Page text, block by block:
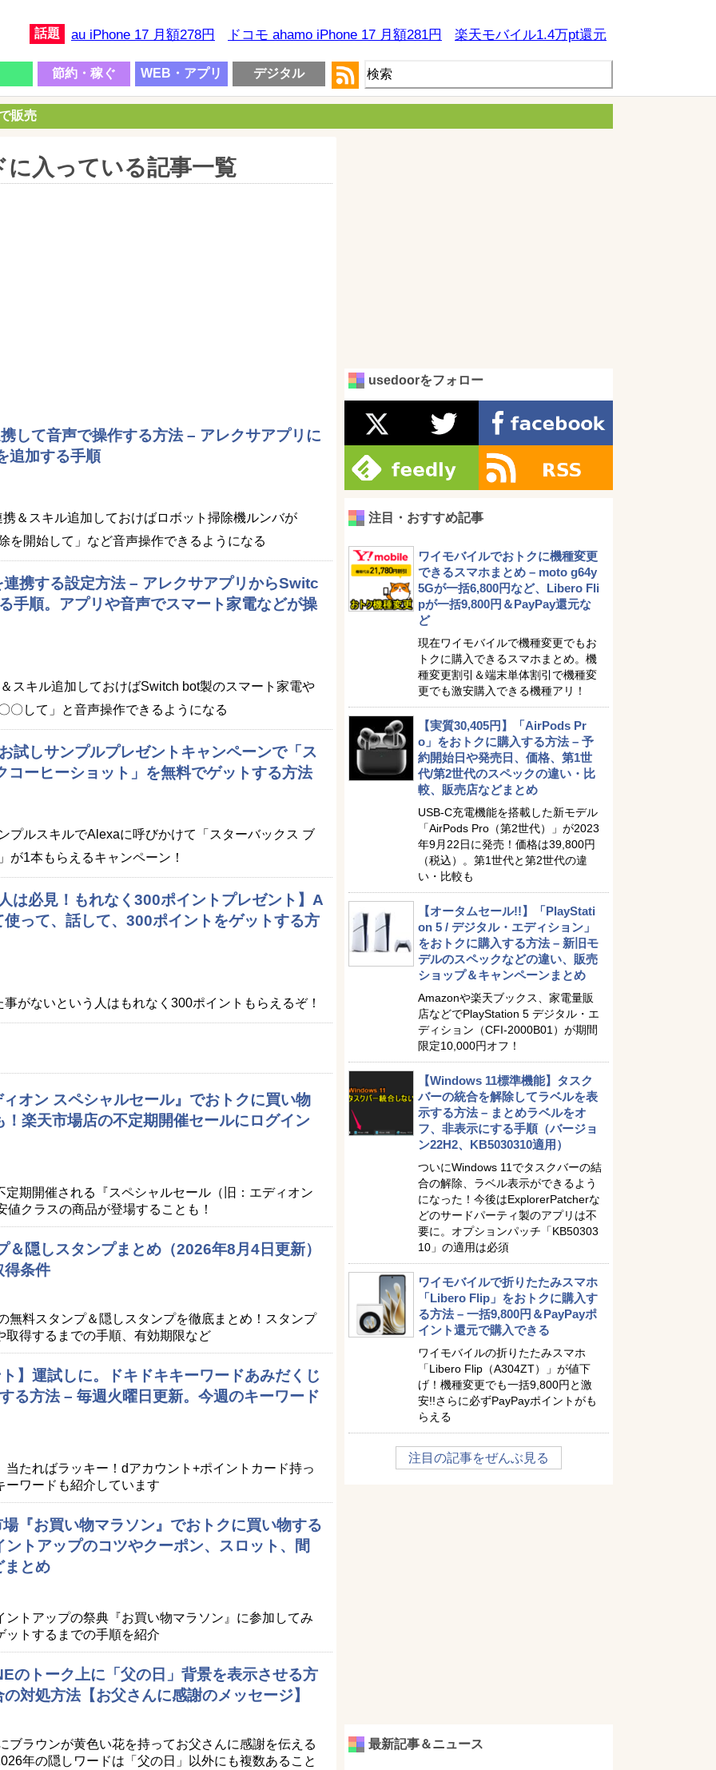
話題 au iPhone 17 月額278円 ドコモ ahamo iPhone 17 月額281円 楽天モバイル1.4万pt還元
節約・稼ぐ WEB・アプリ デジタル
販売
入っている記事一覧
して音声で操作する方法 – アレクサアプリに
追加する手順
＆スキル追加しておけばロボット掃除機ルンバが
を開始して」など音声操作できるようになる
携する設定方法 – アレクサアプリからSwitc
手順。アプリや音声でスマート家電などが操
スキル追加しておけばSwitch bot製のスマート家電や
〇して」と音声操作できるようになる
試しサンプルプレゼントキャンペーンで「ス
コーヒーショット」を無料でゲットする方法
プルスキルでAlexaに呼びかけて「スターバックス ブ
が1本もらえるキャンペーン！
は必見！もれなく300ポイントプレゼント】A
って、話して、300ポイントをゲットする方
がないという人はもれなく300ポイントもらえるぞ！
オン スペシャルセール』でおトクに買い物
楽天市場店の不定期開催セールにログイン
定期開催される『スペシャルセール（旧：エディオン
値クラスの商品が登場することも！
＆隠しスタンプまとめ（2026年8月4日更新）
得条件
無料スタンプ＆隠しスタンプを徹底まとめ！スタンプ
取得するまでの手順、有効期限など
】運試しに。ドキドキキーワードあみだくじ
る方法 – 毎週火曜日更新。今週のキーワード
当たればラッキー！dアカウント+ポイントカード持っ
ーワードも紹介しています
『お買い物マラソン』でおトクに買い物する
トアップのコツやクーポン、スロット、間
まとめ
ントアップの祭典『お買い物マラソン』に参加してみ
ットするまでの手順を紹介
のトーク上に「父の日」背景を表示させる方
対処方法【お父さんに感謝のメッセージ】
ブラウンが黄色い花を持ってお父さんに感謝を伝える
年の隠しワードは「父の日」以外にも複数あること
usedoorをフォロー
注目・おすすめ記事
ワイモバイルでおトクに機種変更
できるスマホまとめ – moto g64y
5Gが一括6,800円など、Libero Fli
pが一括9,800円＆PayPay還元な
ど
現在ワイモバイルで機種変更でもお
トクに購入できるスマホまとめ。機
種変更割引＆端末単体割引で機種変
更でも激安購入できる機種アリ！
【実質30,405円】「AirPods Pr
o」をおトクに購入する方法 – 予
約開始日や発売日、価格、第1世
代/第2世代のスペックの違い・比
較、販売店などまとめ
USB-C充電機能を搭載した新モデル
「AirPods Pro（第2世代）」が2023
年9月22日に発売！価格は39,800円
（税込）。第1世代と第2世代の違
い・比較も
【オータムセール!!】「PlayStati
on 5 / デジタル・エディション」
をおトクに購入する方法 – 新旧モ
デルのスペックなどの違い、販売
ショップ＆キャンペーンまとめ
Amazonや楽天ブックス、家電量販
店などでPlayStation 5 デジタル・エ
ディション（CFI-2000B01）が期間
限定10,000円オフ！
【Windows 11標準機能】タスク
バーの統合を解除してラベルを表
示する方法 – まとめラベルをオ
フ、非表示にする手順（バージョ
ン22H2、KB5030310適用）
ついにWindows 11でタスクバーの結
合の解除、ラベル表示ができるよう
になった！今後はExplorerPatcherな
どのサードパーティ製のアプリは不
要に。オプションパッチ「KB50303
10」の適用は必須
ワイモバイルで折りたたみスマホ
「Libero Flip」をおトクに購入す
る方法 – 一括9,800円＆PayPayポ
イント還元で購入できる
ワイモバイルの折りたたみスマホ
「Libero Flip（A304ZT）」が値下
げ！機種変更でも一括9,800円と激
安!!さらに必ずPayPayポイントがも
らえる
注目の記事をぜんぶ見る
最新記事＆ニュース